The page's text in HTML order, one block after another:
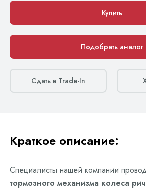
Купить
Подобрать аналог
Сдать в Trade-In
Краткое описание:
Специалисты нашей компании
тормозного механизма колеса